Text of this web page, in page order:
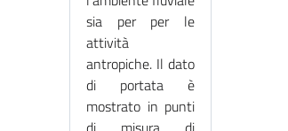
sia per per le
attività
antropiche. Il dato
di portata è
mostrato in punti